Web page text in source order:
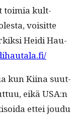
toimia kult­
voisitte
Hei­di Hau­
kun Kiina suut­
eikä USA:n
ettei joudu